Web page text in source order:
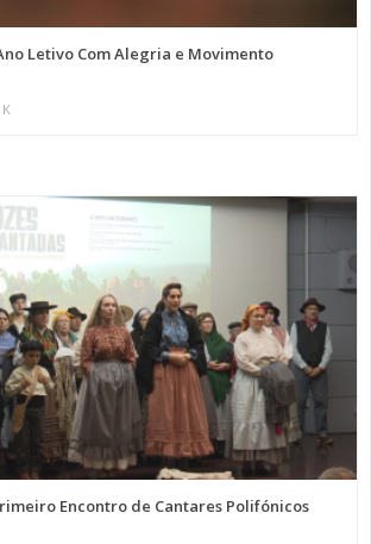
Letivo Com Alegria e Movimento
Encontro de Cantares Polifónicos